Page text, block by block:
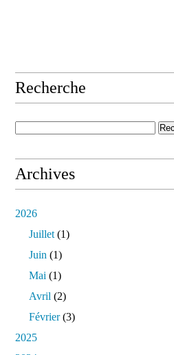
Recherche
Archives
2026
Juillet (1)
Juin (1)
Mai (1)
Avril (2)
Février(3)
2025